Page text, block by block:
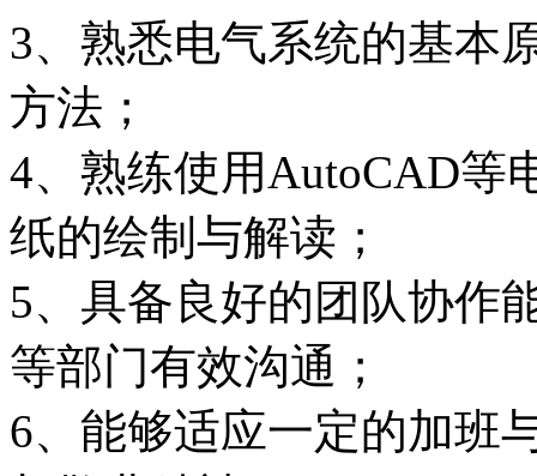
3、熟悉电气系统的基本
方法；
4、熟练使用AutoCAD等
纸的绘制与解读；
5、具备良好的团队协作
等部门有效沟通；
6、能够适应一定的加班